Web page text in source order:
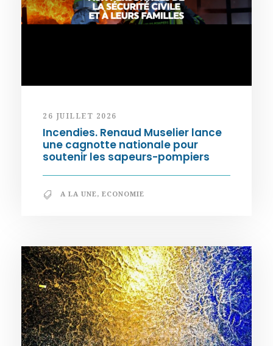
26 JUILLET 2026
Incendies. Renaud Muselier lance
une cagnotte nationale pour
soutenir les sapeurs-pompiers
A LA UNE, ECONOMIE